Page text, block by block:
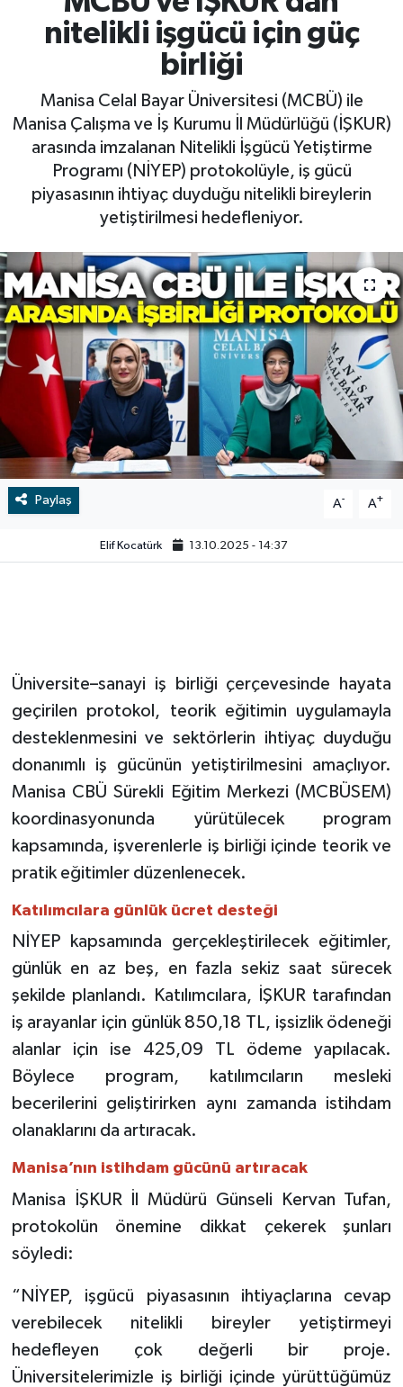
nitelikli işgücü için güç
birliği
Manisa Celal Bayar Üniversitesi (MCBÜ) ile
Manisa Çalışma ve İş Kurumu İl Müdürlüğü (İŞKUR)
arasında imzalanan Nitelikli İşgücü Yetiştirme
Programı (NİYEP) protokolüyle, iş gücü
piyasasının ihtiyaç duyduğu nitelikli bireylerin
yetiştirilmesi hedefleniyor.
Paylaş A- A+
Elif Kocatürk 13.10.2025 - 14:37
Üniversite–sanayi iş birliği çerçevesinde hayata
geçirilen protokol, teorik eğitimin uygulamayla
desteklenmesini ve sektörlerin ihtiyaç duyduğu
donanımlı iş gücünün yetiştirilmesini amaçlıyor.
Manisa CBÜ Sürekli Eğitim Merkezi (MCBÜSEM)
koordinasyonunda yürütülecek program
kapsamında, işverenlerle iş birliği içinde teorik ve
pratik eğitimler düzenlenecek.
Katılımcılara günlük ücret desteği
NİYEP kapsamında gerçekleştirilecek eğitimler,
günlük en az beş, en fazla sekiz saat sürecek
şekilde planlandı. Katılımcılara, İŞKUR tarafından
iş arayanlar için günlük 850,18 TL, işsizlik ödeneği
alanlar için ise 425,09 TL ödeme yapılacak.
Böylece program, katılımcıların mesleki
becerilerini geliştirirken aynı zamanda istihdam
olanaklarını da artıracak.
Manisa’nın istihdam gücünü artıracak
Manisa İŞKUR İl Müdürü Günseli Kervan Tufan,
protokolün önemine dikkat çekerek şunları
söyledi:
“NİYEP, işgücü piyasasının ihtiyaçlarına cevap
verebilecek nitelikli bireyler yetiştirmeyi
hedefleyen çok değerli bir proje.
Üniversitelerimizle iş birliği içinde yürüttüğümüz
RESMİ İLAN
BİLİM VE TEKNOLOJİ
RESMİ İLAN
Tarih
Çevre
İletişim
Künye
SPOR
Vefat
Video